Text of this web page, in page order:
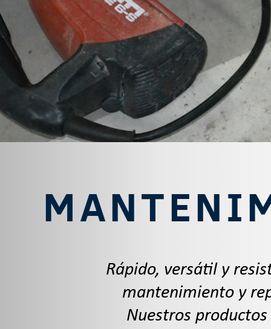
Rápido, versátil y
mantenimiento y
Nuestros